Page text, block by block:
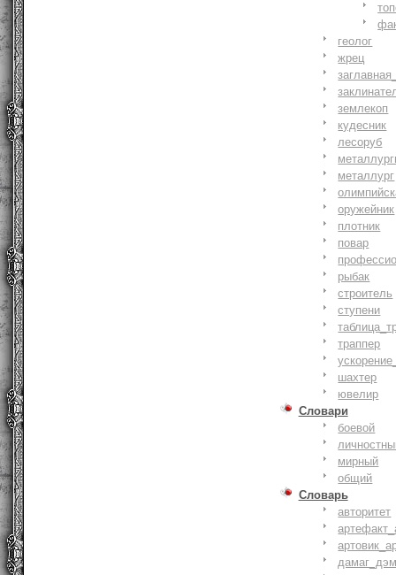
геолог
жрец
землекоп
кудесник
лесоруб
металлург
оружейник
плотник
повар
рыбак
строитель
ступени
траппер
шахтер
ювелир
Словари
боевой
мирный
общий
Словарь
авторитет